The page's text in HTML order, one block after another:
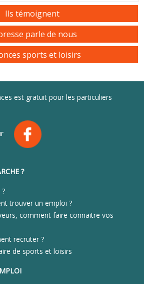
Ils témoignent
parle de nous
sports et loisirs
est gratuit pour les particuliers
?
trouver un emploi ?
comment faire connaitre vos
recruter ?
de sports et loisirs